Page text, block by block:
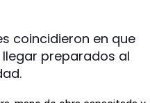
coincidieron en que
preparados al